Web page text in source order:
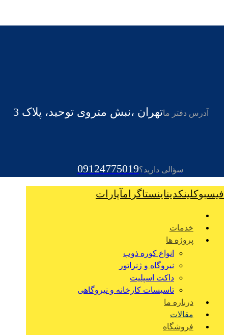
آدرس دفتر ماتهران ،نبش متروی توحید، پلاک 3
سؤالی دارید؟09124775019
فیسبوکلینکدیناینستاگرامآپارات
خدمات
پروژه ها
انواع کوره ذوب
نیروگاه و ژنراتور
داکت اسپلیت
تاسیسات کارخانه و نیروگاهی
درباره ما
مقالات
فروشگاه